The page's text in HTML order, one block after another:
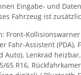
Eingabe- und
Fahrzeug ist
Front-
Fahr-Assistent
Auto), Lenkrad
R16,